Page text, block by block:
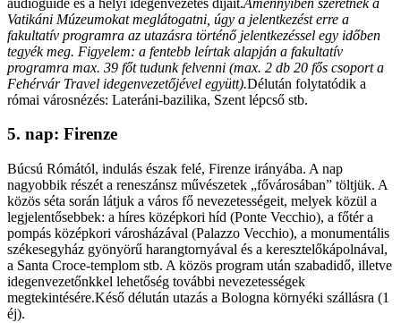
Vatikáni Múzeumokat meglátogatni, úgy a jelentkezést erre a
fakultatív programra az utazásra történő jelentkezéssel egy időben
tegyék meg. Figyelem: a fentebb leírtak alapján a fakultatív
programra max. 39 főt tudunk felvenni (max. 2 db 20 fős csoport a
Fehérvár Travel idegenvezetőjével együtt).Délután folytatódik a
római városnézés: Lateráni-bazilika, Szent lépcső stb.
5. nap: Firenze
Búcsú Rómától, indulás észak felé, Firenze irányába. A nap
nagyobbik részét a reneszánsz művészetek „fővárosában” töltjük. A
közös séta során látjuk a város fő nevezetességeit, melyek közül a
legjelentősebbek: a híres középkori híd (Ponte Vecchio), a főtér a
pompás középkori városházával (Palazzo Vecchio), a monumentális
székesegyház gyönyörű harangtornyával és a keresztelőkápolnával,
a Santa Croce-templom stb. A közös program után szabadidő, illetve
idegenvezetőnkkel lehetőség további nevezetességek
megtekintésére.Késő délután utazás a Bologna környéki szállásra (1
éj).